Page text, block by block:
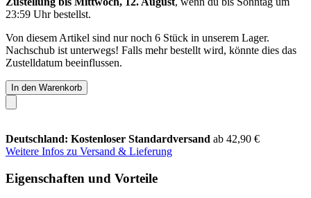
23:59 Uhrbestellst.
Von diesem Artikel sind nur noch 6 Stück in unserem Lager.
Nachschub ist unterwegs! Falls mehr bestellt wird, könnte dies das
Zustelldatum beeinflussen.
In den Warenkorb
Deutschland: Kostenloser Standardversand ab 42,90 €
Weitere Infos zu Versand & Lieferung
Eigenschaften und Vorteile